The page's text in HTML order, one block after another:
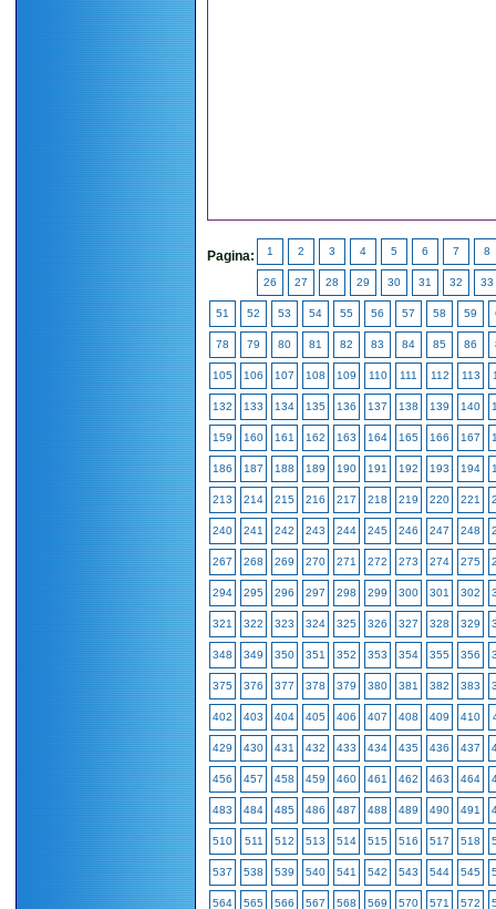
Pagina: 1 2 3 4 5 6 7 8
26 27 28 29 30 31 32 33
51 52 53 54 55 56 57 58 59
78 79 80 81 82 83 84 85 86
105 106 107 108 109 110 111 112 113
132 133 134 135 136 137 138 139 140
159 160 161 162 163 164 165 166 167
186 187 188 189 190 191 192 193 194
213 214 215 216 217 218 219 220 221
240 241 242 243 244 245 246 247 248
267 268 269 270 271 272 273 274 275
294 295 296 297 298 299 300 301 302
321 322 323 324 325 326 327 328 329
348 349 350 351 352 353 354 355 356
375 376 377 378 379 380 381 382 383
402 403 404 405 406 407 408 409 410
429 430 431 432 433 434 435 436 437
456 457 458 459 460 461 462 463 464
483 484 485 486 487 488 489 490 491
510 511 512 513 514 515 516 517 518
537 538 539 540 541 542 543 544 545
564 565 566 567 568 569 570 571 572